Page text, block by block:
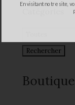
Boutique
En visitant notre site,